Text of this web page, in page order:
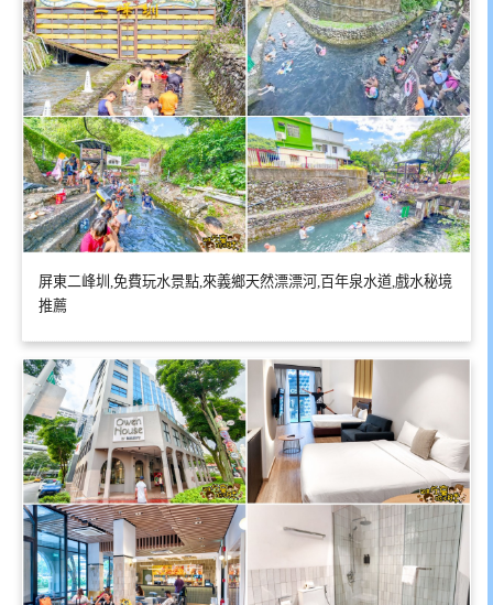
屏東二峰圳,免費玩水景點,來義鄉天然漂漂河,百年泉水道,戲水秘境
推薦